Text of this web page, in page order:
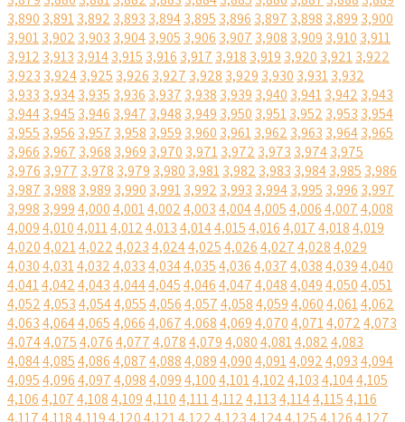
3,890 3,8913,892 3,893 3,8943,895 3,896 3,897 3,898 3,899 3,900
3,9013,902 3,903 3,9043,905 3,906 3,907 3,908 3,909 3,910 3,911
3,912 3,913 3,9143,915 3,916 3,917 3,918 3,919 3,920 3,9213,922
3,923 3,9243,925 3,926 3,927 3,928 3,929 3,930 3,9313,932
3,933 3,9343,935 3,936 3,937 3,938 3,939 3,940 3,9413,942 3,943
3,9443,945 3,946 3,947 3,948 3,949 3,950 3,9513,952 3,953 3,954
3,955 3,956 3,957 3,958 3,959 3,960 3,9613,962 3,963 3,9643,965
3,966 3,967 3,968 3,969 3,970 3,9713,972 3,973 3,9743,975
3,976 3,977 3,978 3,979 3,980 3,9813,982 3,983 3,9843,985 3,986
3,987 3,988 3,989 3,990 3,9913,992 3,993 3,9943,995 3,996 3,997
3,998 3,9994,0004,0014,0024,0034,0044,0054,0064,0074,008
4,0094,0104,0114,0124,0134,0144,0154,0164,0174,0184,019
4,0204,0214,0224,0234,0244,0254,0264,0274,0284,029
4,0304,0314,0324,0334,0344,0354,0364,0374,0384,0394,040
4,0414,0424,0434,0444,0454,0464,0474,0484,0494,0504,051
4,0524,0534,0544,0554,0564,0574,0584,0594,0604,0614,062
4,0634,0644,0654,0664,0674,0684,0694,0704,0714,0724,073
4,0744,0754,0764,0774,0784,0794,0804,0814,0824,083
4,0844,0854,0864,0874,0884,0894,0904,0914,0924,0934,094
4,0954,0964,0974,0984,0994,1004,1014,1024,1034,1044,105
4,1064,1074,1084,1094,1104,1114,1124,1134,1144,1154,116